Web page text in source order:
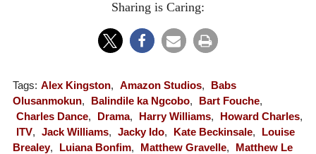
Sharing is Caring:
Tags: Alex Kingston, Amazon Studios,
Babs
Olusanmokun, Balindile ka Ngcobo, Bart Fouche,
Charles Dance, Drama, Harry Williams, Howard Charles,
ITV, Jack Williams, Jacky Ido, Kate Beckinsale,
Louise
Brealey, Luiana Bonfim, Matthew Gravelle,
Matthew Le